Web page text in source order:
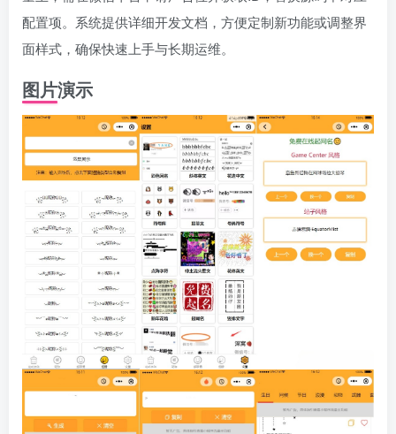
配置项。系统提供详细开发文档，方便定制新功能或调整界
面样式，确保快速上手与长期运维。
图片演示